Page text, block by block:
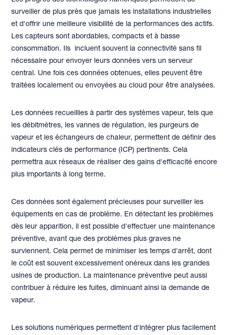
surveiller de plus près que jamais les installations industrielles
et d'offrir une meilleure visibilité de la performances des actifs.
Les capteurs sont abordables, compacts et à basse
consommation. Ils incluent souvent la connectivité sans fil
nécessaire pour envoyer leurs données vers un serveur
central. Une fois ces données obtenues, elles peuvent être
traitées localement ou envoyées au cloud pour être analysées.
Les données recueillies à partir des systèmes vapeur, tels que
les débitmètres, les vannes de régulation, les purgeurs de
vapeur et les échangeurs de chaleur, permettent de définir des
indicateurs clés de performance (ICP) pertinents. Cela
permettra aux réseaux de réaliser des gains d'efficacité encore
plus importants à long terme.
Ces données sont également précieuses pour surveiller les
équipements en cas de problème. En détectant les problèmes
dès leur apparition, il est possible d'effectuer une maintenance
préventive, avant que des problèmes plus graves ne
surviennent. Cela permet de minimiser les temps d'arrêt, dont
le coût est souvent excessivement onéreux dans les grandes
usines de production. La maintenance préventive peut aussi
contribuer à réduire les fuites, diminuant ainsi la demande de
vapeur.
Les solutions numériques permettent d'intégrer plus facilement